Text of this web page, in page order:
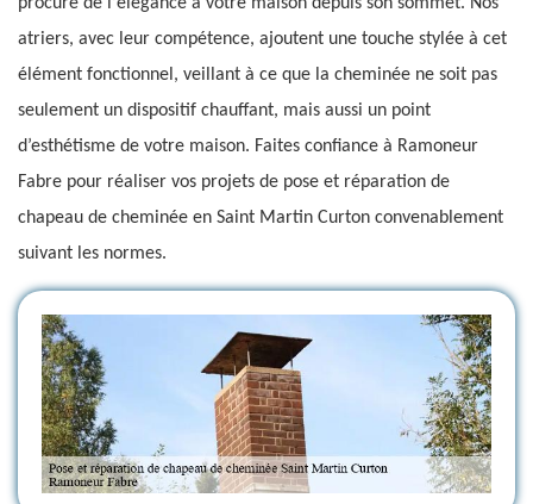
atriers, avec leur compétence, ajoutent une touche stylée à cet
élément fonctionnel, veillant à ce que la cheminée ne soit pas
seulement un dispositif chauffant, mais aussi un point
d’esthétisme de votre maison. Faites confiance à Ramoneur
Fabre pour réaliser vos projets de pose et réparation de
chapeau de cheminée en Saint Martin Curton convenablement
suivant les normes.